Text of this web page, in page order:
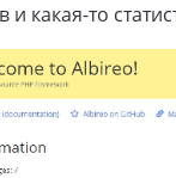
какая-то